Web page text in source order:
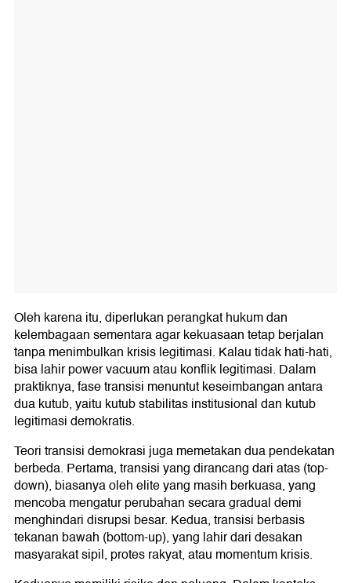
Oleh karena itu, diperlukan perangkat hukum dan
kelembagaan sementara agar kekuasaan tetap berjalan
tanpa menimbulkan krisis legitimasi. Kalau tidak hati-hati,
bisa lahir power vacuum atau konflik legitimasi. Dalam
praktiknya, fase transisi menuntut keseimbangan antara
dua kutub, yaitu kutub stabilitas institusional dan kutub
legitimasi demokratis.
Teori transisi demokrasi juga memetakan dua pendekatan
berbeda. Pertama, transisi yang dirancang dari atas (top-
down), biasanya oleh elite yang masih berkuasa, yang
mencoba mengatur perubahan secara gradual demi
menghindari disrupsi besar. Kedua, transisi berbasis
tekanan bawah (bottom-up), yang lahir dari desakan
masyarakat sipil, protes rakyat, atau momentum krisis.